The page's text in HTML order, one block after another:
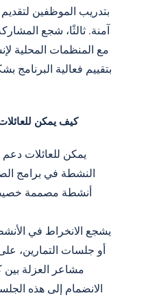
بتدريب الموظفين
آمنة. ثالثًا، شجع
مع المنظمات المحلية
بتقييم فعالية
كيف يمكن
يمكن للعائلات
النشطة في برامج
أنشطة مصممة
يشجع الانخراط في
أو جلسات التمارين،
مشاعر العزلة بين
الانضمام إلى هذه